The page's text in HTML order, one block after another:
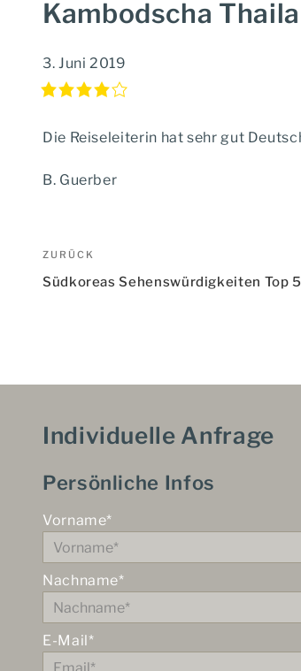
Kambodscha
3. Juni 2019
Die Reiseleiterin hat sehr gut
B. Guerber
Beitragsnavigation
Vorheriger
Beitrag
ZURÜCK
Südkoreas Sehenswürdigkeiten Top 5
Individuelle Anfrage
Persönliche Infos
Vorname*
Nachname*
E-Mail*